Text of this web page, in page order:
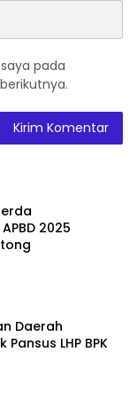
pada
2025
Daerah
Pansus LHP BPK